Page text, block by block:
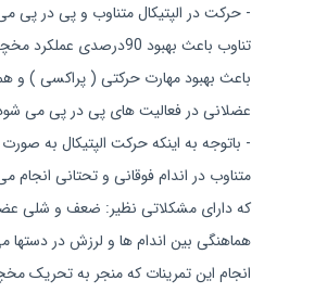
- حرکت در الپتیکال متناوب و پی در پی
تناوب باعث بهبود 90درصدی
باعث بهبود مهارت حرکتی ( پراکسی ) و
عضلانی در فعالیت های پی در پی می
- باتوجه به اینکه حرکت الپتیکال به
متناوب در اندام فوقانی و تحتانی انجام
که دارای مشکلاتی نظیر: ضعف و شلی
هماهنگی بین اندام ها و لرزش در دستها
انجام این تمرینات که منجر به تحریک